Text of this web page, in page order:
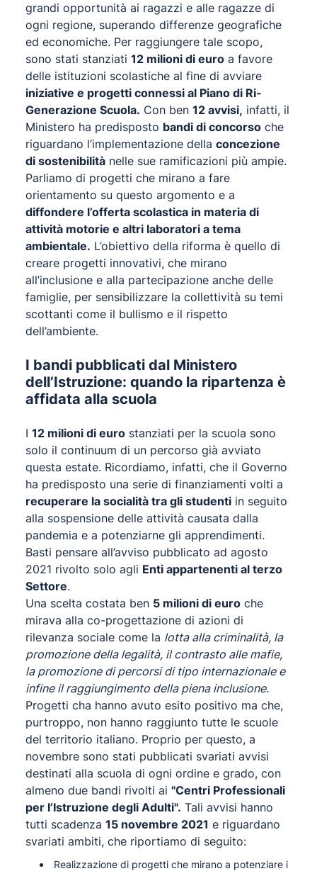
grandi opportunità ai ragazzi e alle ragazze di
ogni regione, superando differenze geografiche
ed economiche. Per raggiungere tale scopo,
sono stati stanziati 12 milioni di euro a favore
delle istituzioni scolastiche al fine di avviare
iniziative e progetti connessi al Piano di Ri-
Generazione Scuola. Con ben 12 avvisi, infatti, il
Ministero ha predisposto bandi di concorso che
riguardano l’implementazione della concezione
di sostenibilità nelle sue ramificazioni più ampie.
Parliamo di progetti che mirano a fare
orientamento su questo argomento e a
diffondere l’offerta scolastica in materia di
attività motorie e altri laboratori a tema
ambientale. L’obiettivo della riforma è quello di
creare progetti innovativi, che mirano
all’inclusione e alla partecipazione anche delle
famiglie, per sensibilizzare la collettività su temi
scottanti come il bullismo e il rispetto
dell’ambiente.
I bandi pubblicati dal Ministero
dell’Istruzione: quando la ripartenza è
affidata alla scuola
I 12 milioni di euro stanziati per la scuola sono
solo il continuum di un percorso già avviato
questa estate. Ricordiamo, infatti, che il Governo
ha predisposto una serie di finanziamenti volti a
recuperare la socialità tra gli studenti in seguito
alla sospensione delle attività causata dalla
pandemia e a potenziarne gli apprendimenti.
Basti pensare all’avviso pubblicato ad agosto
2021 rivolto solo agli Enti appartenenti al terzo
Settore.
Una scelta costata ben 5 milioni di euro che
mirava alla co-progettazione di azioni di
rilevanza sociale come la lotta alla criminalità, la
promozione della legalità, il contrasto alle mafie,
la promozione di percorsi di tipo internazionale e
infine il raggiungimento della piena inclusione.
Progetti cha hanno avuto esito positivo ma che,
purtroppo, non hanno raggiunto tutte le scuole
del territorio italiano. Proprio per questo, a
novembre sono stati pubblicati svariati avvisi
destinati alla scuola di ogni ordine e grado, con
almeno due bandi rivolti ai "Centri Professionali
per l’Istruzione degli Adulti". Tali avvisi hanno
tutti scadenza 15 novembre 2021 e riguardano
svariati ambiti, che riportiamo di seguito:
Realizzazione di progetti che mirano a potenziare i